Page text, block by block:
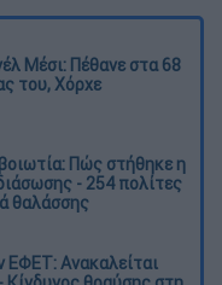
Μέσι: Πέθανε στα 68
του, Χόρχε
Πώς στήθηκε η
- 254 πολίτες
θαλάσσης
ΕΦΕΤ: Ανακαλείται